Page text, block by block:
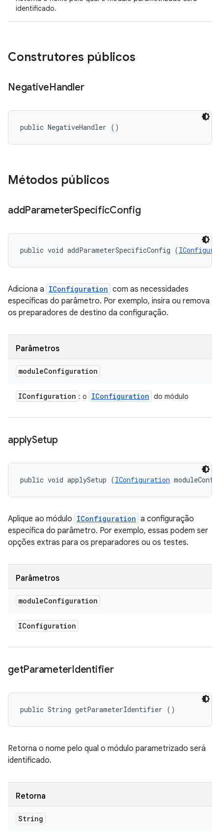
identificado.
Construtores públicos
NegativeHandler
public NegativeHandler ()
Métodos públicos
addParameterSpecificConfig
public void addParameterSpecificConfig (
Adiciona a IConfiguration com as necessidades
específicas do parâmetro. Por exemplo, insira ou remova
os preparadores de destino da configuração.
Parâmetros
moduleConfiguration
IConfiguration : o IConfiguration do módulo
applySetup
public void applySetup (IConfiguration
Aplique ao módulo IConfiguration a configuração
específica do parâmetro. Por exemplo, essas podem ser
opções extras para os preparadores ou os testes.
Parâmetros
moduleConfiguration
IConfiguration
getParameterIdentifier
public String getParameterIdentifier ()
Retorna o nome pelo qual o módulo parametrizado será
identificado.
Retorna
String